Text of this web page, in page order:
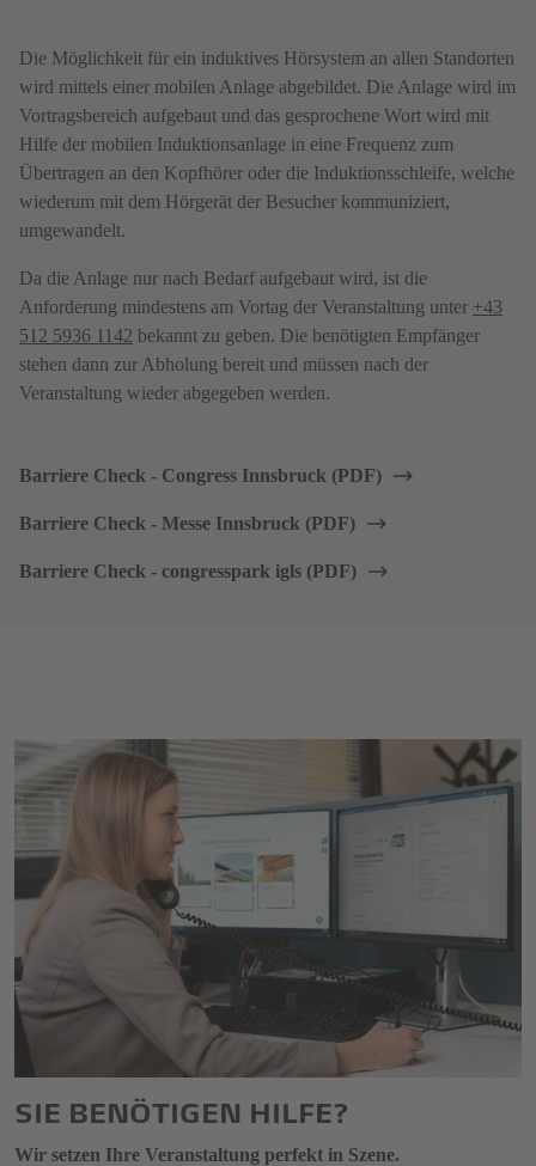
Die Möglichkeit für ein induktives Hörsystem an allen Standorten
wird mittels einer mobilen Anlage abgebildet. Die Anlage wird im
Vortragsbereich aufgebaut und das gesprochene Wort wird mit
Hilfe der mobilen Induktionsanlage in eine Frequenz zum
Übertragen an den Kopfhörer oder die Induktionsschleife, welche
wiederum mit dem Hörgerät der Besucher kommuniziert,
umgewandelt.
Da die Anlage nur nach Bedarf aufgebaut wird, ist die
Anforderung mindestens am Vortag der Veranstaltung unter +43
512 5936 1142 bekannt zu geben. Die benötigten Empfänger
stehen dann zur Abholung bereit und müssen nach der
Veranstaltung wieder abgegeben werden.
Barriere Check - Congress Innsbruck (PDF)
Barriere Check - Messe Innsbruck (PDF)
Barriere Check - congresspark igls (PDF)
SIE BENÖTIGEN HILFE?
Wir setzen Ihre Veranstaltung perfekt in Szene.